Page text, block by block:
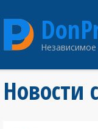
Независимое
Новости